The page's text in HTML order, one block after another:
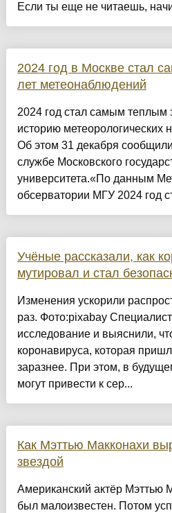
Если ты еще не читаешь,
2024 год в Москве стал
лет метеонаблюдений
2024 год стал самым теплым
историю метеорологических
Об этом 31 декабря
службе Московского
университета.«По данным
обсерватории МГУ 2024 год
Учёные рассказали, как
мутировал и стал
Изменения ускорили
раз. Фото:pixabay
исследование и выяснили,
коронавируса, которая
заразнее. При этом, в
могут привести к сер...
Как Мэттью Макконахи
звездой
Американский актёр Мэттью
был малоизвестен. Потом